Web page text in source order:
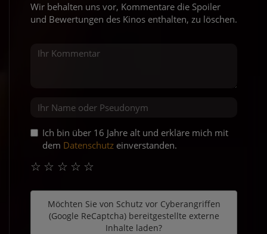
Wir behalten uns vor, Kommentare die Spoiler
und Bewertungen des Kinos enthalten, zu löschen.
Ich bin über 16 Jahre alt und erkläre mich mit
dem Datenschutz einverstanden.
☆
☆
☆
☆
☆
Möchten Sie von Schutz vor Cyberangriffen
(Google ReCaptcha)bereitgestellte externe
Inhalte laden?